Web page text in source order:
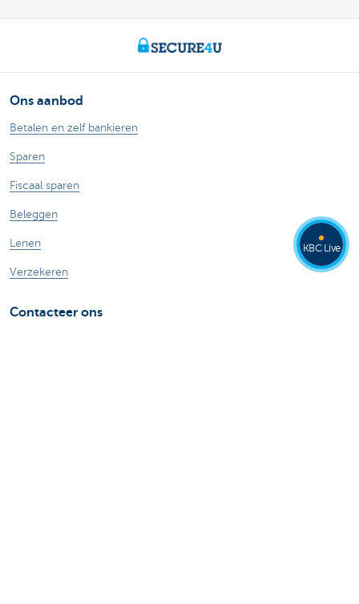
Ons aanbod
Betalen en zelf bankieren
Sparen
Fiscaal sparen
Beleggen
Lenen
Verzekeren
Contacteer ons
KBC Live